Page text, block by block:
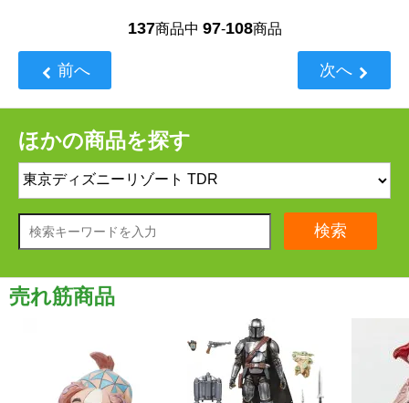
137商品中 97-108商品
前へ 次へ
ほかの商品を探す
検索
売れ筋商品